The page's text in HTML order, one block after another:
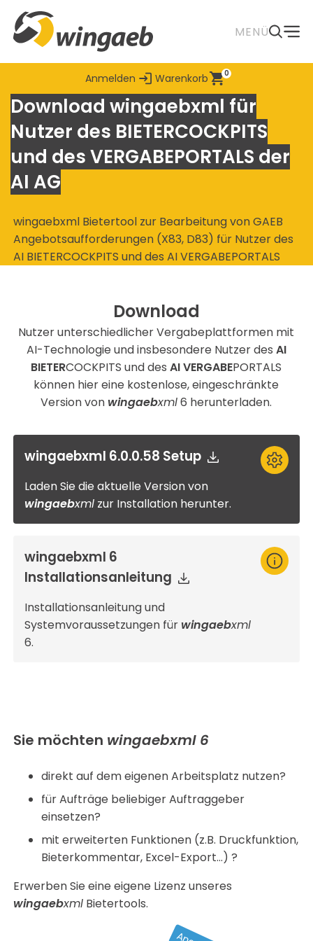
Hauptinhalt
Anmelden 0
Warenkorb
MENÜ
Download wingaebxml für
Nutzer des BIETERCOCKPITS
und des VERGABEPORTALS der
AI AG
wingaebxml Bietertool zur Bearbeitung von GAEB
Angebotsaufforderungen (X83, D83) für Nutzer des
AI BIETERCOCKPITS und des AI VERGABEPORTALS
Download
Nutzer unterschiedlicher Vergabeplattformen mit
AI-Technologie und insbesondere Nutzer des AI
BIETERCOCKPITS und desAI VERGABEPORTALS
können hier eine kostenlose, eingeschränkte
Version von wingaebxml6 herunterladen.
wingaebxml 6.0.0.58 Setup
Laden Sie die aktuelle Version von
wingaebxml zur Installation herunter.
wingaebxml 6
Installationsanleitung
Installationsanleitung und
Systemvoraussetzungen für wingaebxml
6.
Sie möchten wingaebxml 6
direkt auf dem eigenen Arbeitsplatz nutzen?
für Aufträge beliebiger Auftraggeber
einsetzen?
mit erweiterten Funktionen (z.B. Druckfunktion,
Bieterkommentar, Excel-Export…) ?
Erwerben Sie eine eigene Lizenz unseres
wingaebxml Bietertools.